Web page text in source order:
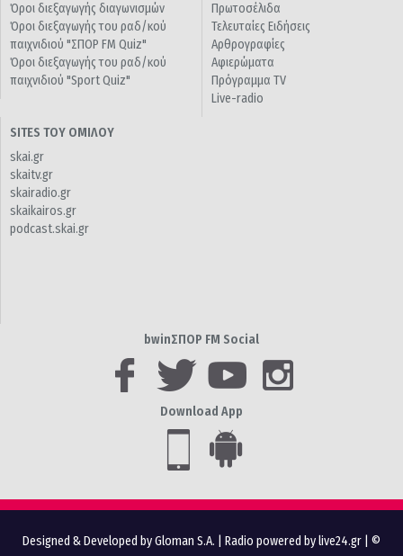
Όροι διεξαγωγής διαγωνισμών
Όροι διεξαγωγής του ραδ/κού
παιχνιδιού "ΣΠΟΡ FM Quiz"
Όροι διεξαγωγής του ραδ/κού
παιχνιδιού "Sport Quiz"
Πρωτοσέλιδα
Τελευταίες Ειδήσεις
Αρθρογραφίες
Αφιερώματα
Πρόγραμμα TV
Live-radio
SITES ΤΟΥ ΟΜΙΛΟΥ
skai.gr
skaitv.gr
skairadio.gr
skaikairos.gr
podcast.skai.gr
bwinΣΠΟΡ FM Social
Download App
Designed & Developed by Gloman S.A. Radio powered by live24.gr | ©